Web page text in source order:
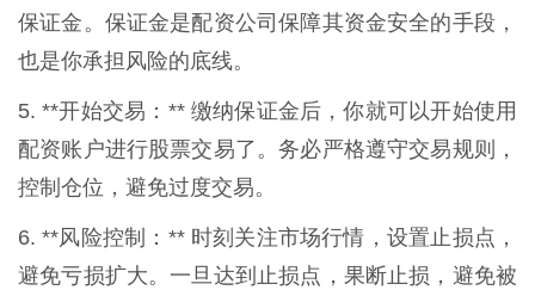
保证金。保证金是配资公司保障其资金安全的手段，
也是你承担风险的底线。
5. **开始交易：** 缴纳保证金后，你就可以开始使用
配资账户进行股票交易了。务必严格遵守交易规则，
控制仓位，避免过度交易。
6. **风险控制：** 时刻关注市场行情，设置止损点，
避免亏损扩大。一旦达到止损点，果断止损，避免被